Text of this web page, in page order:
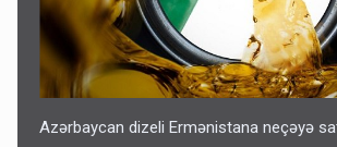
Azərbaycan dizeli Ermənistana neçəyə